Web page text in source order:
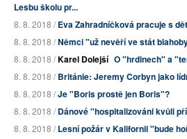
Lesbu školu pr...
8. 8. 2018 /Eva Zahradníčková pracuje s
8. 8. 2018 /Němci "už nevěří ve stát
8. 8. 2018 /Karel Dolejší O "hrdinech" a
8. 8. 2018 /Británie: Jeremy Corbyn jako
8. 8. 2018 /Je "Boris prostě jen Boris"?
8. 8. 2018 /Dánové "hospitalizováni kvůli
8. 8. 2018 /Lesní požár v Kalifornii "bude